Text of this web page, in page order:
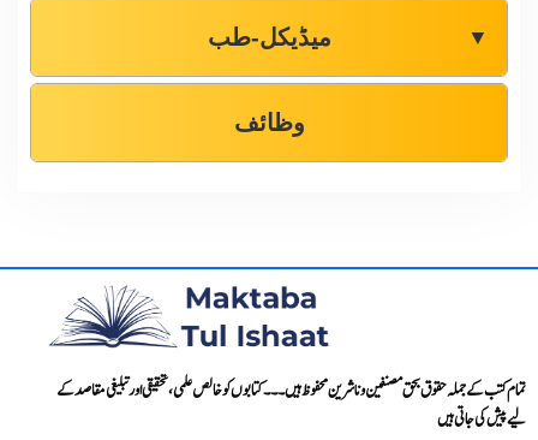
میڈیکل-طب ▼
وظائف
تمام کتب کے جملہ حقوق بحق مصنفین و ناشرین محفوظ ہیں۔۔۔ کتابوں کو خالص علمی، تحقیقی اور تبلیغی مقاصد کے
لیے پیش کی جاتی ہیں